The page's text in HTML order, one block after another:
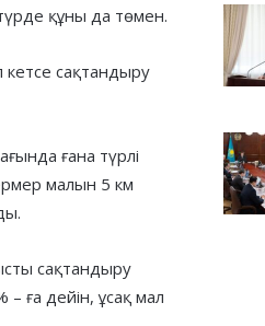
құны да төмен.
сақтандыру
ғана түрлі
малын 5 км
сақтандыру
ға дейін, ұсақ мал